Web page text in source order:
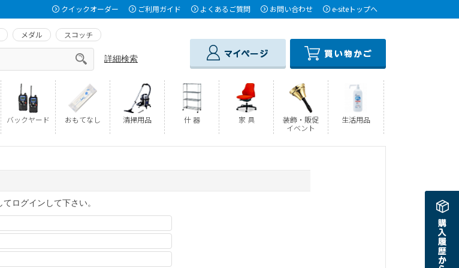
クイックオーダー ご利用ガイド よくあるご質問 お問い合わせ e-siteトップへ
メダル スコッチ
詳細検索
バックヤード おもてなし 清掃用品 什 器 家 具
装飾・販促
イベント
生活用品
ログインして下さい。